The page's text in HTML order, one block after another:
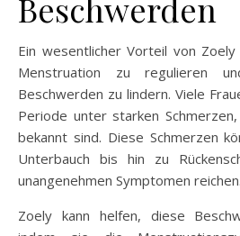
Beschwerden
Ein wesentlicher Vorteil von
Menstruation zu regulieren
Beschwerden zu lindern. Viele
Periode unter starken
bekannt sind. Diese Schmerzen
Unterbauch bis hin zu
unangenehmen Symptomen reichen.
Zoely kann helfen, diese